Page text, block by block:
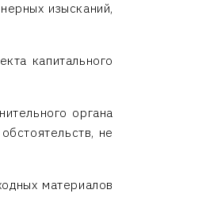
изысканий,
капитального
органа
не
материалов